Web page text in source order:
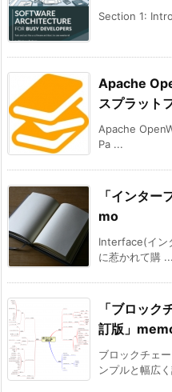
Section 1:
Apache
スプラット
Apache
Pa ...
「インタ
mo
Interface(イン
に惹かれて購 ...
「ブロック
訂版」
ブロックチェ
ンプルと幅広